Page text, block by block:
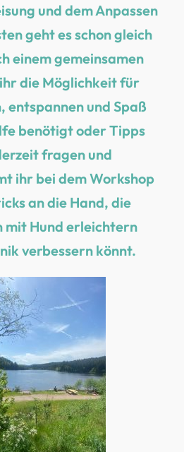
und dem Anpassen
geht es schon gleich
einem gemeinsamen
die Möglichkeit für
entspannen und Spaß
benötigt oder Tipps
fragen und
ihr bei dem Workshop
an die Hand, die
mit Hund erleichtern
verbessern könnt.